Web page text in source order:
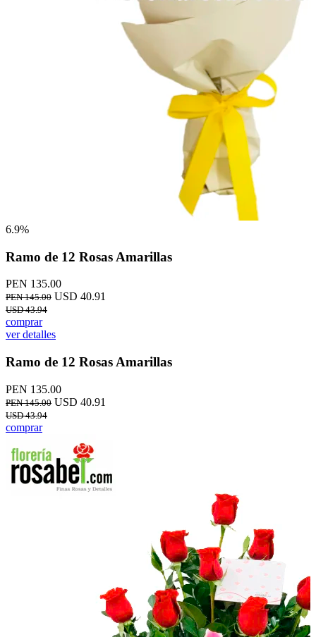
6.9%
Ramo de 12 Rosas Amarillas
PEN 135.00
PEN 145.00 USD 40.91
USD 43.94
comprar
ver detalles
Ramo de 12 Rosas Amarillas
PEN 135.00
PEN 145.00 USD 40.91
USD 43.94
comprar